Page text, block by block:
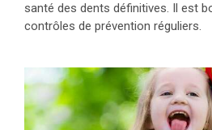
santé des dents définitives. Il est
contrôles de prévention réguliers.